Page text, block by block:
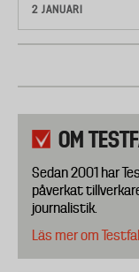
2 JANUARI
OM
Sedan 2001 har
påverkat
journalistik.
Läs mer om